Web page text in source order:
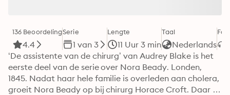
136 Beoordeling
4.4
Serie
1 van 3
Lengte
11 Uur 3 min
Taal
Nederlands
‘De assistente van de chirurg’ van Audrey Blake is het
eerste deel van de serie over Nora Beady. Londen,
1845. Nadat haar hele familie is overleden aan cholera,
groeit Nora Beady op bij chirurg Horace Croft. Daar